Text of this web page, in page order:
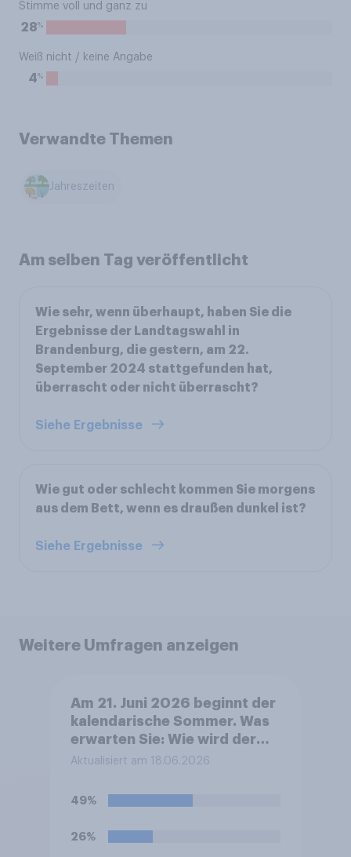
Stimme voll und ganz zu
28%
Weiß nicht / keine Angabe
4%
Verwandte Themen
Jahreszeiten
Am selben Tag veröffentlicht
Wie sehr, wenn überhaupt, haben Sie die
Ergebnisse der Landtagswahl in
Brandenburg, die gestern, am 22.
September 2024 stattgefunden hat,
überrascht oder nicht überrascht?
Siehe Ergebnisse
Wie gut oder schlecht kommen Sie morgens
aus dem Bett, wenn es draußen dunkel ist?
Siehe Ergebnisse
Weitere Umfragen anzeigen
Am 21. Juni 2026 beginnt der
kalendarische Sommer. Was
erwarten Sie: Wie wird der
Sommer 2026 in
Aktualisiert am 18.06.2026
49%
26%